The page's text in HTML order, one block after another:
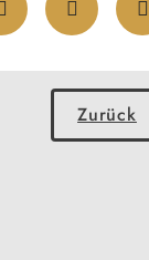
Zurück